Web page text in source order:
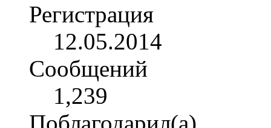
Регистрация
12.05.2014
Сообщений
1,239
Поблагодарил(а)